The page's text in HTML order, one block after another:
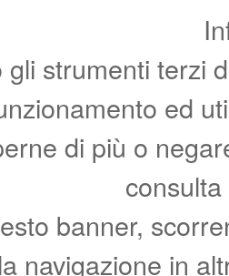
strumenti terzi
ed
di più o
banner,
navigazione in